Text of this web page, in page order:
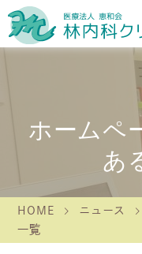
ホームペ
あ
HOME ニュース
一覧